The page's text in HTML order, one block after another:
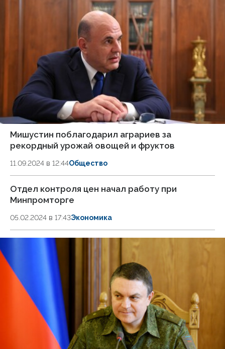
Мишустин поблагодарил аграриев за
рекордный урожай овощей и фруктов
11.09.2024 в 12:44Общество
Отдел контроля цен начал работу при
Минпромторге
05.02.2024 в 17:43Экономика